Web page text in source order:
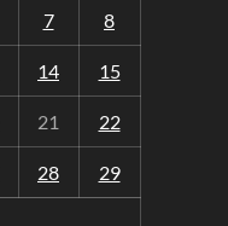
7 8
14 15
21 22
28 29